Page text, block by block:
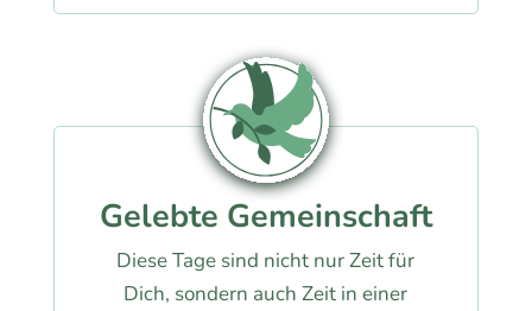
Gelebte Gemeinschaft
Diese Tage sind nicht nur Zeit für
Dich, sondern auch Zeit in einer